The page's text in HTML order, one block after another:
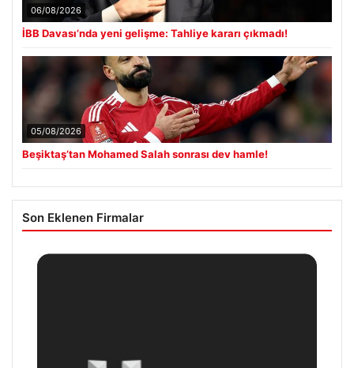
06/08/2026
İBB Davası’nda yeni gelişme: Tahliye kararı çıkmadı!
05/08/2026
Beşiktaş’tan Mohamed Salah sonrası dev hamle!
Son Eklenen Firmalar